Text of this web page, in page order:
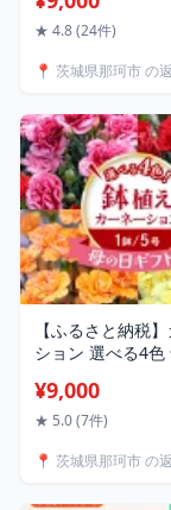
共通返礼品 城里町
椎茸 あわび茸 た
培期間中農薬不使
キノコ詰め合わ
鮮 おすすめ セッ
送料無料
★ 4.8 (24件)
📍 茨城県那珂市 の
【ふるさと納税
ション 選べる4色
レンジ 黄色 プレ
フト カーネーショ
花鉢 鉢花 フラワ
¥9,000
★ 5.0 (7件)
📍 茨城県那珂市 の